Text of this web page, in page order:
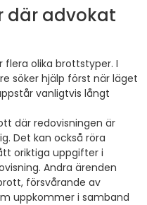
där advokat
olika brottstyper. I
söker hjälp först när läget
vanligtvis långt
där redovisningen är
Det kan också röra
oriktiga uppgifter i
Andra ärenden
försvårande av
uppkommer i samband